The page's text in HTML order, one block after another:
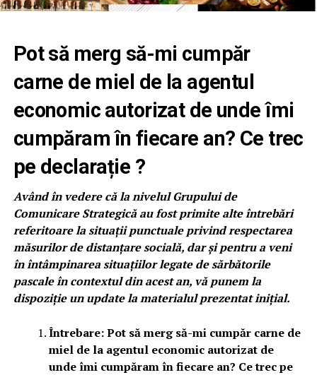
Pot să merg să-mi cumpăr
carne de miel de la agentul
economic autorizat de unde îmi
cumpăram în fiecare an? Ce trec
pe declarație ?
Având în vedere că la nivelul Grupului de
Comunicare Strategică au fost primite alte întrebări
referitoare la situații punctuale privind respectarea
măsurilor de distanțare socială, dar și pentru a veni
în întâmpinarea situațiilor legate de sărbătorile
pascale în contextul din acest an, vă punem la
dispoziție un update la materialul prezentat inițial.
Întrebare: Pot să merg să-mi cumpăr carne de
miel de la agentul economic autorizat de
unde îmi cumpăram în fiecare an? Ce trec pe